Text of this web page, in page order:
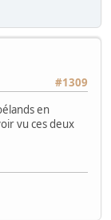
#1309
en
vu ces deux